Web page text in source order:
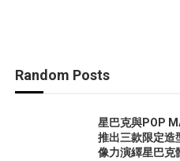
Random Posts
星巴克與POP
推出三款限定造
像力演繹星巴克